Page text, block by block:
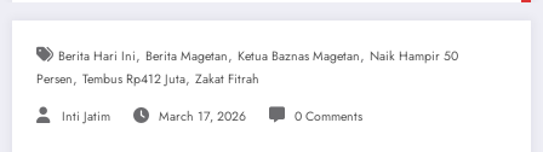
Berita Hari Ini, Berita Magetan, Ketua Baznas Magetan, Naik Hampir 50
Persen, Tembus Rp412 Juta, Zakat Fitrah
Inti Jatim March 17, 2026 0 Comments